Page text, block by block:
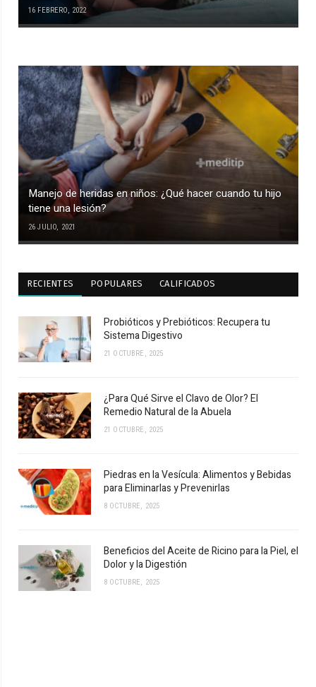
16 FEBRERO, 2022
Manejo de heridas en niños: ¿Qué hacer cuando tu hijo
tiene una lesión?
26 JULIO, 2021
RECIENTES POPULARES CALIFICADOS
Probióticos y Prebióticos: Recupera tu
Sistema Digestivo
21 OCTUBRE, 2025
¿Para Qué Sirve el Clavo de Olor? El
Remedio Natural de la Abuela
21 OCTUBRE, 2025
Piedras en la Vesícula: Alimentos y Bebidas
para Eliminarlas y Prevenirlas
8 OCTUBRE, 2025
Beneficios del Aceite de Ricino para la Piel, el
Dolor y la Digestión
8 OCTUBRE, 2025